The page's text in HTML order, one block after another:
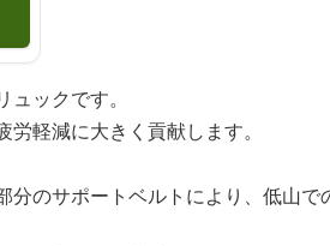
ックです。
軽減に大きく貢献します。
のサポートベルトにより、低山